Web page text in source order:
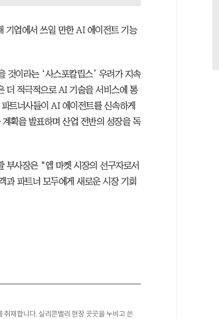
기업에서 쓰일 만한 AI 에이전트 기능
것이라는 ‘사스포칼립스’ 우려가 지속
더 적극적으로 AI 기술을 서비스에 통
트너사들이 AI 에이전트를 신속하게
획을 발표하며 산업 전반의 성장을 독
부사장은 “앱 마켓 시장의 선구자로서
과 파트너 모두에게 새로운 시장 기회
재합니다. 실리콘밸리 현장 곳곳을 누비고 쓴